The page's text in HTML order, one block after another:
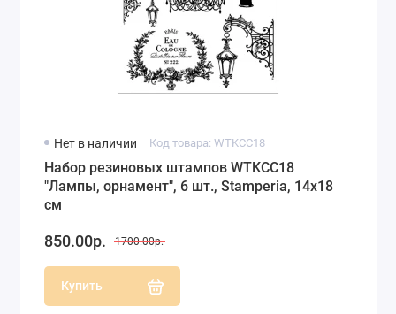
Нет в наличии Код товара: WTKCC18
Набор резиновых штампов WTKCC18
"Лампы, орнамент", 6 шт., Stamperia, 14х18
см
850.00р. 1700.00р.
Купить